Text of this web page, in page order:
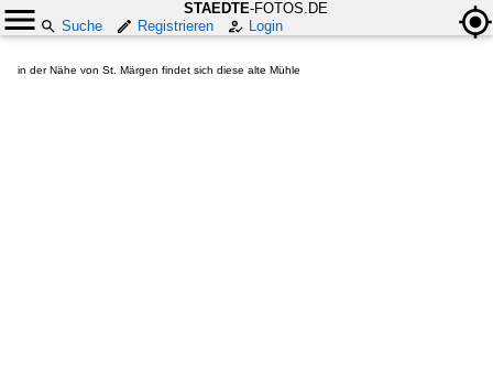
STAEDTE-FOTOS.DE
Suche
Registrieren Login
in der Nähe von St. Märgen findet sich diese alte Mühle